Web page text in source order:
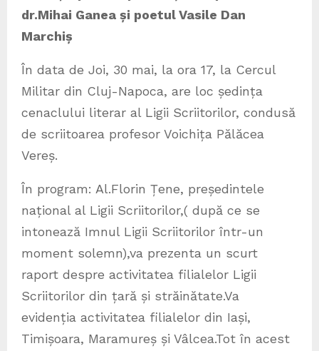
dr.Mihai Ganea și poetul Vasile Dan
Marchiș
În data de Joi, 30 mai, la ora 17, la Cercul
Militar din Cluj-Napoca, are loc ședința
cenaclului literar al Ligii Scriitorilor, condusă
de scriitoarea profesor Voichița Pălăcea
Vereș.
În program: Al.Florin Țene, președintele
național al Ligii Scriitorilor,( după ce se
intonează Imnul Ligii Scriitorilor într-un
moment solemn),va prezenta un scurt
raport despre activitatea filialelor Ligii
Scriitorilor din țară și străinătate.Va
evidenția activitatea filialelor din Iași,
Timișoara, Maramureș și Vâlcea.Tot în acest